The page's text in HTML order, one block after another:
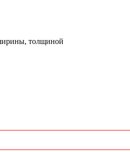
толщиной